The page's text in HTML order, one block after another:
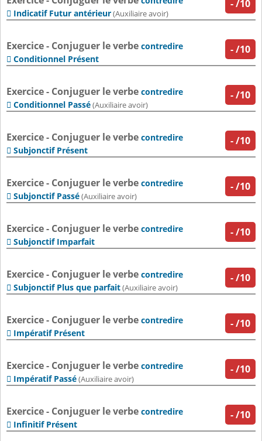
-/10
 Indicatif Futur antérieur(Auxiliaire avoir)
-/10
Exercice - Conjuguer le verbe contredire
 Conditionnel Présent
-/10
Exercice - Conjuguer le verbe contredire
 Conditionnel Passé(Auxiliaire avoir)
-/10
Exercice - Conjuguer le verbe contredire
 Subjonctif Présent
-/10
Exercice - Conjuguer le verbe contredire
 Subjonctif Passé(Auxiliaire avoir)
-/10
Exercice - Conjuguer le verbe contredire
 Subjonctif Imparfait
-/10
Exercice - Conjuguer le verbe contredire
 Subjonctif Plus que parfait(Auxiliaire avoir)
-/10
Exercice - Conjuguer le verbe contredire
 Impératif Présent
-/10
Exercice - Conjuguer le verbe contredire
 Impératif Passé(Auxiliaire avoir)
-/10
Exercice - Conjuguer le verbe contredire
 Infinitif Présent